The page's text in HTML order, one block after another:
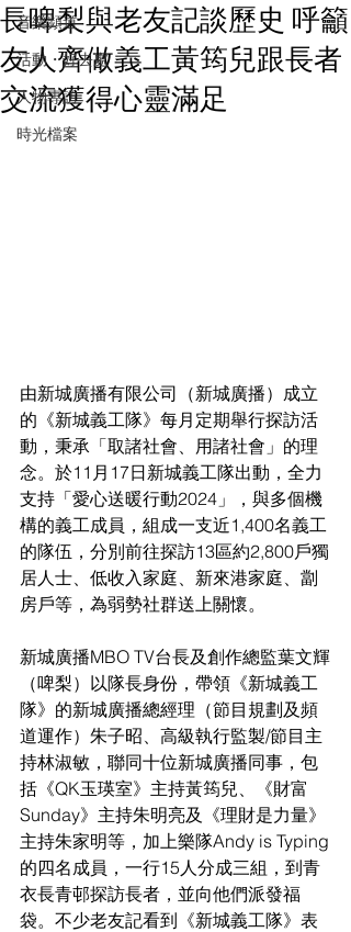
音樂頻道
活動・好去處
人物專訪
時光檔案
長啤梨與老友記談歷史 呼籲
友人齊做義工黃筠兒跟長者
交流獲得心靈滿足
由新城廣播有限公司（新城廣播）成立
的《新城義工隊》每月定期舉行探訪活
動，秉承「取諸社會、用諸社會」的理
念。於11月17日新城義工隊出動，全力
支持「愛心送暖行動2024」，與多個機
構的義工成員，組成一支近1,400名義工
的隊伍，分別前往探訪13區約2,800戶獨
居人士、低收入家庭、新來港家庭、劏
房戶等，為弱勢社群送上關懷。
新城廣播MBO TV台長及創作總監葉文輝
（啤梨）以隊長身份，帶領《新城義工
隊》的新城廣播總經理（節目規劃及頻
道運作）朱子昭、高級執行監製/節目主
持林淑敏，聯同十位新城廣播同事，包
括《QK玉瑛室》主持黃筠兒、《財富
Sunday》主持朱明亮及《理財是力量》
主持朱家明等，加上樂隊Andy is Typing
的四名成員，一行15人分成三組，到青
衣長青邨探訪長者，並向他們派發福
袋。不少老友記看到《新城義工隊》表